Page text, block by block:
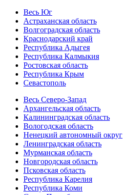
Весь Юг
Астраханская область
Волгоградская область
Краснодарский край
Республика Адыгея
Республика Калмыкия
Ростовская область
Республика Крым
Севастополь
Весь Северо-Запад
Архангельская область
Калининградская область
Вологодская область
Ненецкий автономный округ
Ленинградская область
Мурманская область
Новгородская область
Псковская область
Республика Карелия
Республика Коми